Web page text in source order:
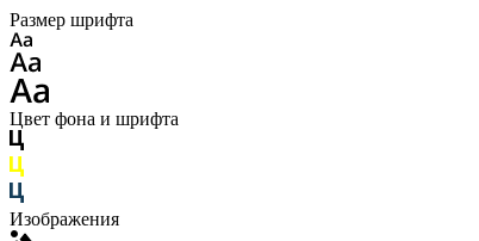
Размер шрифта
Цвет фона и шрифта
Изображения